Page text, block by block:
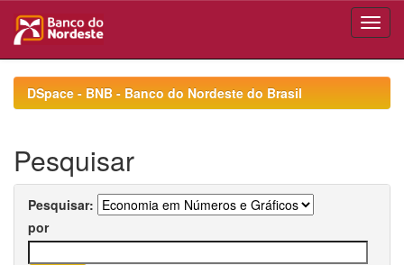
navigationDSpace - BNB - Banco do Nordeste do Brasil
Pesquisar
Pesquisar:
por